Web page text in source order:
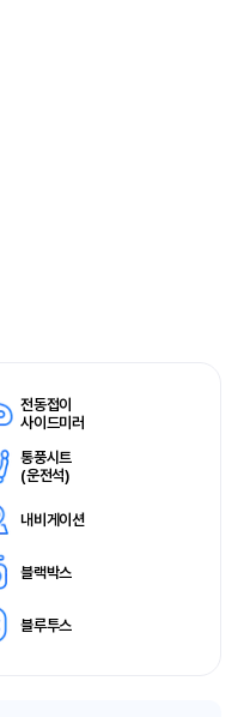
전동접이
사이드미러
통풍시트
(운전석)
내비게이션
블랙박스
블루투스